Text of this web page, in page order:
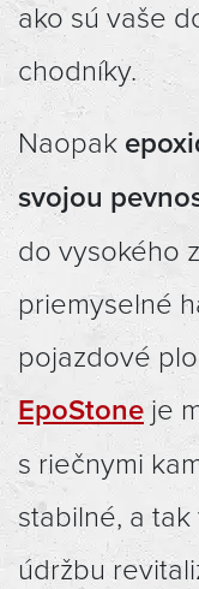
ako sú vaše
chodníky.
Naopak
svojou
do vysokého
priemyselné
pojazdové
EpoStone je
s riečnymi
stabilné, a
údržbu